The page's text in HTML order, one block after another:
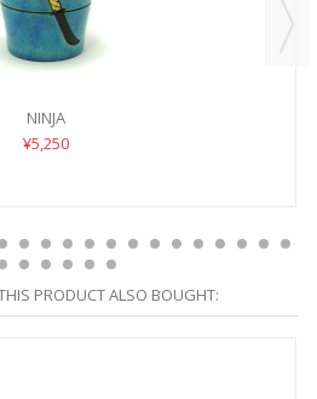
NINJA
¥5,250
PRODUCT ALSO BOUGHT: